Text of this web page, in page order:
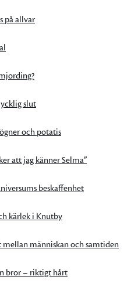
på allvar
slut
och potatis
att jag känner Selma”
beskaffenhet
kärlek i Knutby
mellan människan och samtiden
bror – riktigt hårt